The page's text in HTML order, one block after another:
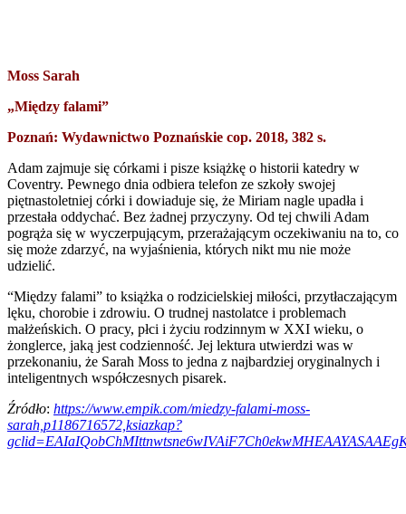
Moss Sarah
„Między falami”
Poznań: Wydawnictwo Poznańskie cop. 2018, 382 s.
Adam zajmuje się córkami i pisze książkę o historii katedry w
Coventry. Pewnego dnia odbiera telefon ze szkoły swojej
piętnastoletniej córki i dowiaduje się, że Miriam nagle upadła i
przestała oddychać. Bez żadnej przyczyny. Od tej chwili Adam
pogrąża się w wyczerpującym, przerażającym oczekiwaniu na to, co
się może zdarzyć, na wyjaśnienia, których nikt mu nie może
udzielić.
“Między falami” to książka o rodzicielskiej miłości, przytłaczającym
lęku, chorobie i zdrowiu. O trudnej nastolatce i problemach
małżeńskich. O pracy, płci i życiu rodzinnym w XXI wieku, o
żonglerce, jaką jest codzienność. Jej lektura utwierdzi was w
przekonaniu, że Sarah Moss to jedna z najbardziej oryginalnych i
inteligentnych współczesnych pisarek.
Źródło: https://www.empik.com/miedzy-falami-moss-
sarah,p1186716572,ksiazkap?